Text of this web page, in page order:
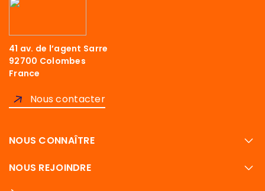
41 av. de l’agent Sarre
92700 Colombes
France
Nous contacter
NOUS CONNAÎTRE
NOUS REJOINDRE
contenu de ce site vous intéresse
aimerait bien vous accompagner
: